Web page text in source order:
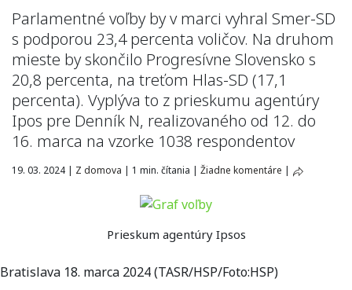
Parlamentné voľby by v marci vyhral Smer-SD
s podporou 23,4 percenta voličov. Na druhom
mieste by skončilo Progresívne Slovensko s
20,8 percenta, na treťom Hlas-SD (17,1
percenta). Vyplýva to z prieskumu agentúry
Ipos pre Denník N, realizovaného od 12. do
16. marca na vzorke 1038 respondentov
19. 03. 2024 | Z domova | 1 min. čítania | Žiadne komentáre |
Prieskum agentúry Ipsos
Bratislava 18. marca 2024 (TASR/HSP/Foto:HSP)